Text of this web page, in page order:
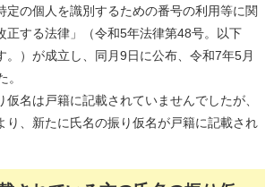
定の個人を識別するための番号の利用等に関
正する法律」（令和5年法律第48号。以下
。）が成立し、同月9日に公布、令和7年5月
。
仮名は戸籍に記載されていませんでしたが、
り、新たに氏名の振り仮名が戸籍に記載され